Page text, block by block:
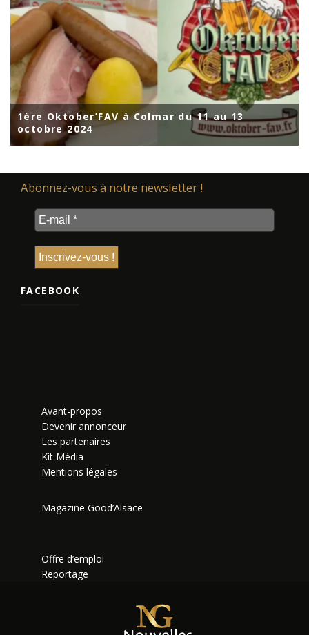
1ère Oktober’FAV à Colmar du 11 au 13
octobre 2024
Abonnez-vous à notre newsletter !
FACEBOOK
Avant-propos
Devenir annonceur
Les partenaires
Kit Média
Mentions légales
Magazine Good’Alsace
Offre d’emploi
Reportage